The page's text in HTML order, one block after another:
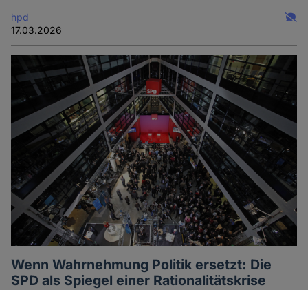
hpd
17.03.2026
Wenn Wahrnehmung Politik ersetzt: Die
SPD als Spiegel einer Rationalitätskrise